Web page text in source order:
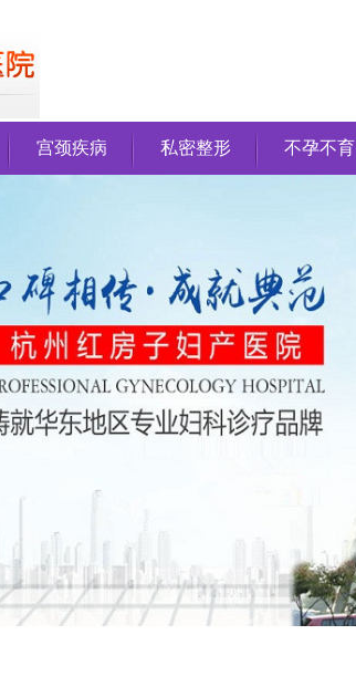
宫颈疾病 私密整形 不孕不育